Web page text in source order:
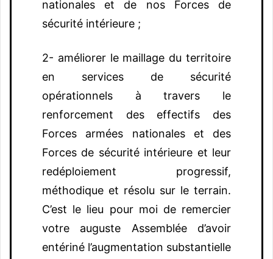
nationales et de nos Forces de
sécurité intérieure ;
2- améliorer le maillage du territoire
en services de sécurité
opérationnels à travers le
renforcement des effectifs des
Forces armées nationales et des
Forces de sécurité intérieure et leur
redéploiement progressif,
méthodique et résolu sur le terrain.
C’est le lieu pour moi de remercier
votre auguste Assemblée d’avoir
entériné l’augmentation substantielle